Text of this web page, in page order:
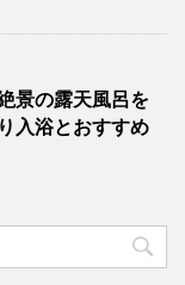
景の露天風呂を
入浴とおすすめ